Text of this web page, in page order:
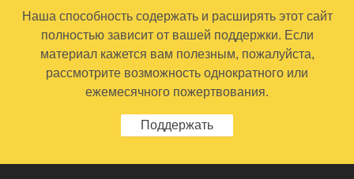
Наша способность содержать и расширять этот сайт
полностью зависит от вашей поддержки. Если
материал кажется вам полезным, пожалуйста,
рассмотрите возможность однократного или
ежемесячного пожертвования.
Поддержать